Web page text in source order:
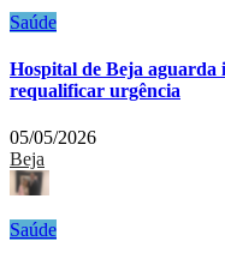
Saúde
Hospital de Beja aguarda
requalificar urgência
05/05/2026
Beja
Saúde